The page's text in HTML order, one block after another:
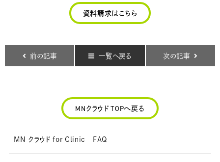
資料請求はこちら
前の記事 一覧へ戻る 次の記事
MNクラウド TOPへ戻る
MN クラウド for Clinic FAQ